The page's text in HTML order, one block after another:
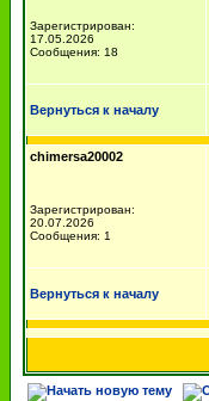
Зарегистрирован:
17.05.2026
Сообщения: 18
Вернуться к началу
chimersa20002
Зарегистрирован:
20.07.2026
Сообщения: 1
Вернуться к началу